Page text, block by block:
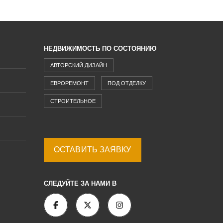
НЕДВИЖИМОСТЬ ПО СОСТОЯНИЮ
АВТОРСКИЙ ДИЗАЙН
ЕВРОРЕМОНТ ПОД ОТДЕЛКУ
СТРОИТЕЛЬНОЕ
ОСТАВИТЬ ЗАЯВКУ
СЛЕДУЙТЕ ЗА НАМИ В